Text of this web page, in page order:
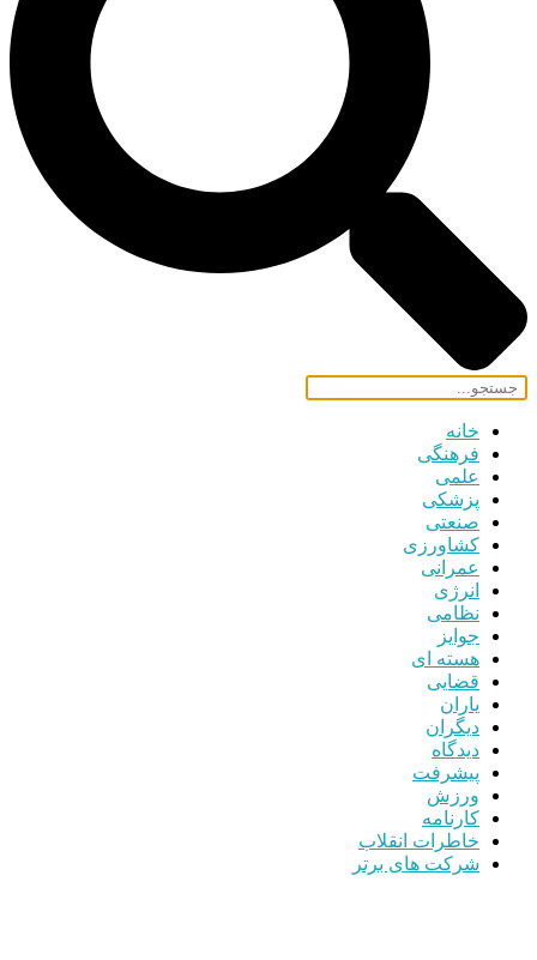
خانه
فرهنگی
علمی
پزشکی
صنعتی
کشاورزی
عمرانی
انرژی
نظامی
جوایز
هسته ای
قضایی
یاران
دیگران
دیدگاه
پیشرفت
ورزش
کارنامه
خاطرات انقلاب
شرکت های برتر